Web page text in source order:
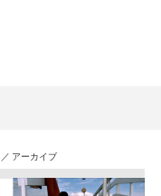
／ アーカイブ